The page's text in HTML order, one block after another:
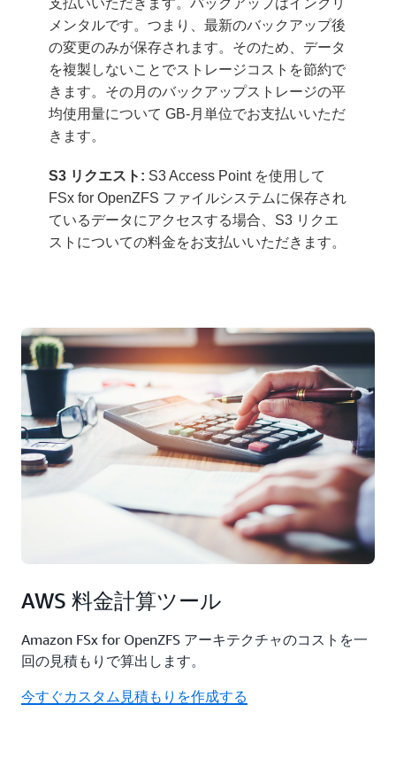
支払いいただきます。バックアップはインクリ
メンタルです。つまり、最新のバックアップ後
の変更のみが保存されます。そのため、データ
を複製しないことでストレージコストを節約で
きます。その月のバックアップストレージの平
均使用量について GB-月単位でお支払いいただ
きます。
S3 リクエスト: S3 Access Point を使用して
FSx for OpenZFS ファイルシステムに保存され
ているデータにアクセスする場合、S3 リクエ
ストについての料金をお支払いいただきます。
AWS 料金計算ツール
Amazon FSx for OpenZFS アーキテクチャのコストを一
回の見積もりで算出します。
今すぐカスタム見積もりを作成する